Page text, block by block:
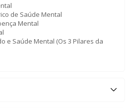
de Saúde Mental
Mental
e Saúde Mental (Os 3 Pilares da